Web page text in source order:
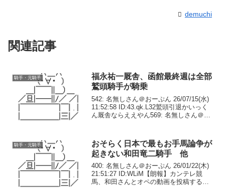
demuchi
関連記事
騎手・元騎手
福永祐一厩舎、函館最終週は全部
鷲頭騎手が騎乗
542: 名無しさん＠おーぷん 26/07/15(水)
11:52:58 ID:43.qk.L32鷲頭引退かいっく
ん厩舎ならええやん569: 名無しさん＠お
騎手・元騎手
おそらく日本で最もお手馬論争が
起きない和田竜二騎手 他
400: 名無しさん＠おーぷん 26/01/22(木)
21:51:27 ID:WLiM【朗報】カンテレ競
馬、和田さんとオペの動画を投稿する